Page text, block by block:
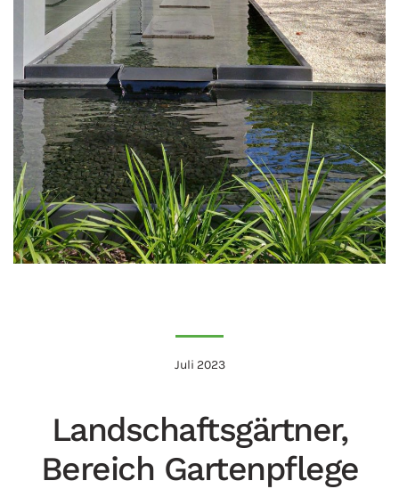
Juli 2023
Landschafts­gärtner,
Bereich Gartenpflege